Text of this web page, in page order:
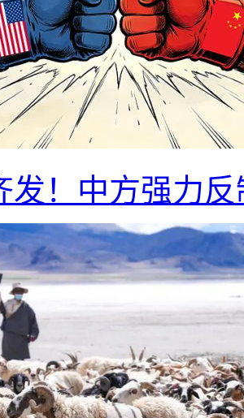
发！中方强力